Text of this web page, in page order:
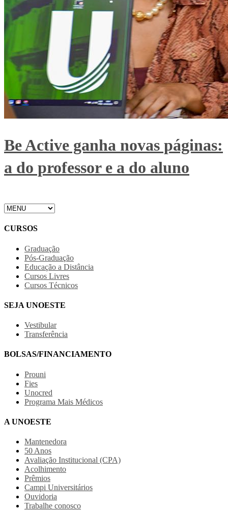
Be Active ganha novas páginas:
a do professor e a do aluno
CURSOS
Graduação
Pós-Graduação
Educação a Distância
Cursos Livres
Cursos Técnicos
SEJA UNOESTE
Vestibular
Transferência
BOLSAS/FINANCIAMENTO
Prouni
Fies
Unocred
Programa Mais Médicos
A UNOESTE
Mantenedora
50 Anos
Avaliação Institucional (CPA)
Acolhimento
Prêmios
Campi Universitários
Ouvidoria
Trabalhe conosco